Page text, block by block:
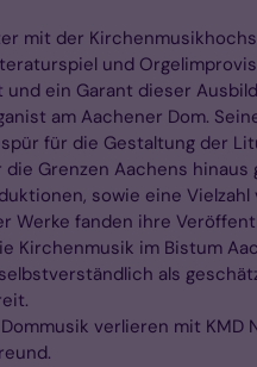
mit der
und
ein Garant dieser
am Aachener Dom.
für die Gestaltung der
Grenzen Aachens hinaus
sowie eine
Werke fanden ihre
Kirchenmusik im Bistum
als
verlieren mit